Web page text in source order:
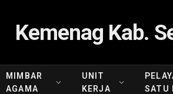
Kemenag Kab.
MIMBAR
AGAMA
UNIT
KERJA
SATU